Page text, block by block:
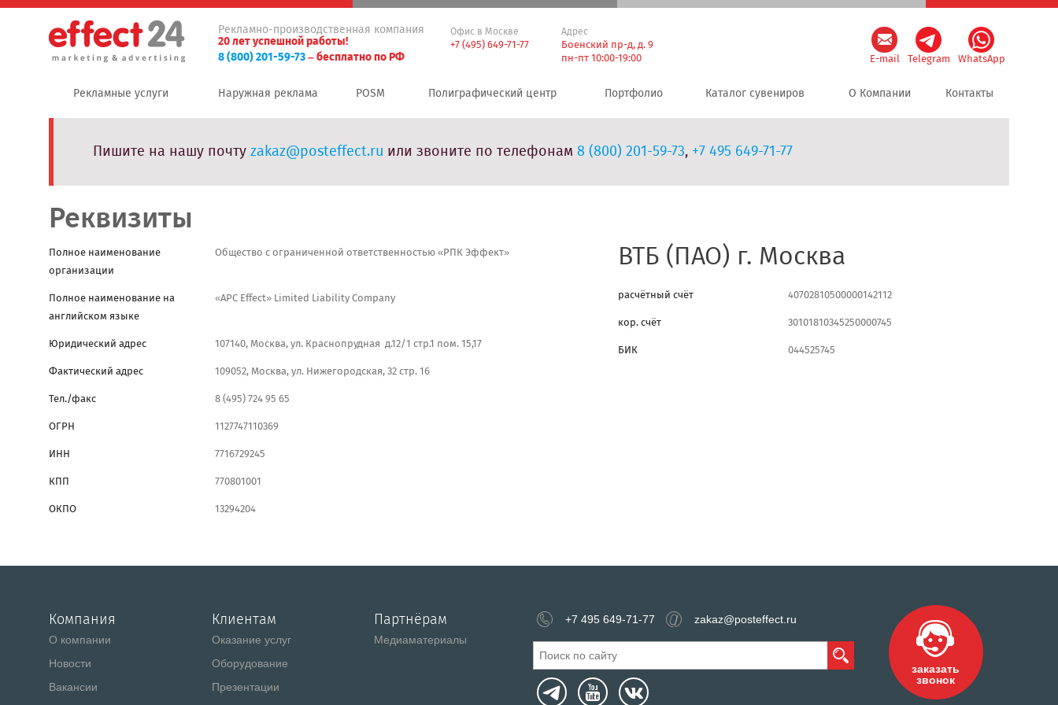
Рекламно-производственная компания
20 лет успешной работы!
8 (800) 201-59-73– бесплатно по РФ
Офис в Москве
+7 (495) 649-71-77
Адрес
Боенский пр-д, д. 9
пн-пт 10:00-19:00
E-mail Telegram WhatsApp
Рекламные услуги Наружная реклама POSM Полиграфический центр Портфолио Каталог сувениров О Компании Контакты
Пишите на нашу почтуzakaz@posteffect.ru или звоните по телефонам 8 (800) 201-59-73, +7 495 649-71-77
Реквизиты
Полное наименование
организации
Общество с ограниченной ответственностью «РПК Эффект»
Полное наименование на
английском языке
«APC Effect» Limited Liability Company
Юридический адрес
107140, Москва, ул. Краснопрудная д.12/1 стр.1 пом. 15,17
Фактический адрес
109052, Москва, ул. Нижегородская, 32 стр. 16
Тел./факс
8 (495) 724 95 65
ОГРН
1127747110369
ИНН
7716729245
КПП
770801001
ОКПО
13294204
ВТБ (ПАО) г. Москва
расчётный счёт
40702810500000142112
кор. счёт
30101810345250000745
БИК
044525745
Компания
О компании
Новости
Вакансии
Клиентам
Оказание услуг
Оборудование
Презентации
Партнёрам
Медиаматериалы
+7 495 649-71-77 zakaz@posteffect.ru
заказать
звонок